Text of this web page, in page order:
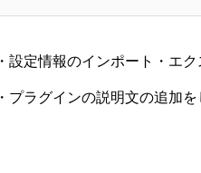
・設定情報のインポート・エク
・プラグインの説明文の追加を